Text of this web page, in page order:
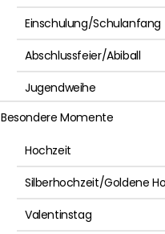
Einschulung/Schulanfang
Abschlussfeier/Abiball
Jugendweihe
Besondere Momente
Hochzeit
Silberhochzeit/Goldene
Valentinstag